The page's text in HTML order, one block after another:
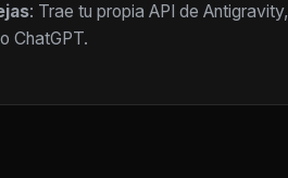
: Trae tu propia API de Antigravity,
ChatGPT.